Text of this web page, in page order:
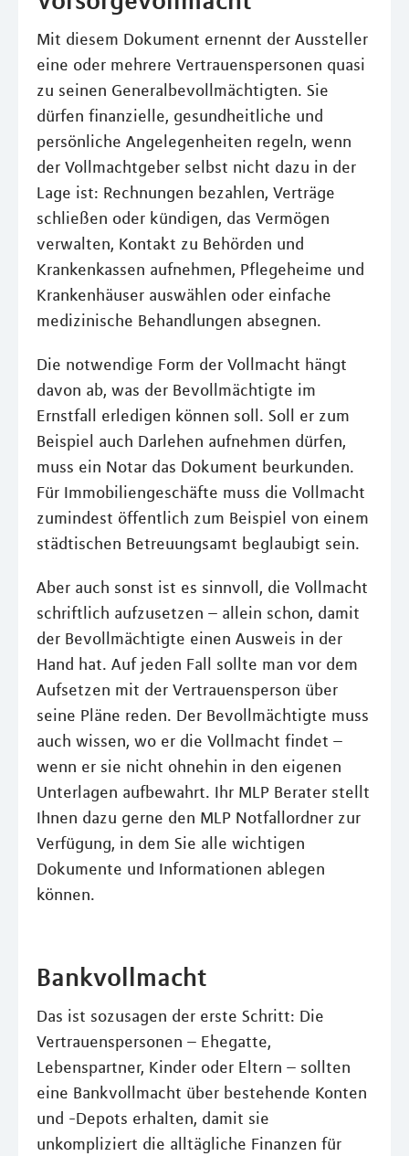
Mit diesem Dokument ernennt der Aussteller
eine oder mehrere Vertrauenspersonen quasi
zu seinen Generalbevollmächtigten. Sie
dürfen finanzielle, gesundheitliche und
persönliche Angelegenheiten regeln, wenn
der Vollmachtgeber selbst nicht dazu in der
Lage ist: Rechnungen bezahlen, Verträge
schließen oder kündigen, das Vermögen
verwalten, Kontakt zu Behörden und
Krankenkassen aufnehmen, Pflegeheime und
Krankenhäuser auswählen oder einfache
medizinische Behandlungen absegnen.
Die notwendige Form der Vollmacht hängt
davon ab, was der Bevollmächtigte im
Ernstfall erledigen können soll. Soll er zum
Beispiel auch Darlehen aufnehmen dürfen,
muss ein Notar das Dokument beurkunden.
Für Immobiliengeschäfte muss die Vollmacht
zumindest öffentlich zum Beispiel von einem
städtischen Betreuungsamt beglaubigt sein.
Aber auch sonst ist es sinnvoll, die Vollmacht
schriftlich aufzusetzen – allein schon, damit
der Bevollmächtigte einen Ausweis in der
Hand hat. Auf jeden Fall sollte man vor dem
Aufsetzen mit der Vertrauensperson über
seine Pläne reden. Der Bevollmächtigte muss
auch wissen, wo er die Vollmacht findet –
wenn er sie nicht ohnehin in den eigenen
Unterlagen aufbewahrt. Ihr MLP Berater stellt
Ihnen dazu gerne den MLP Notfallordner zur
Verfügung, in dem Sie alle wichtigen
Dokumente und Informationen ablegen
können.
Bankvollmacht
Das ist sozusagen der erste Schritt: Die
Vertrauenspersonen – Ehegatte,
Lebenspartner, Kinder oder Eltern – sollten
eine Bankvollmacht über bestehende Konten
und -Depots erhalten, damit sie
unkompliziert die alltägliche Finanzen für